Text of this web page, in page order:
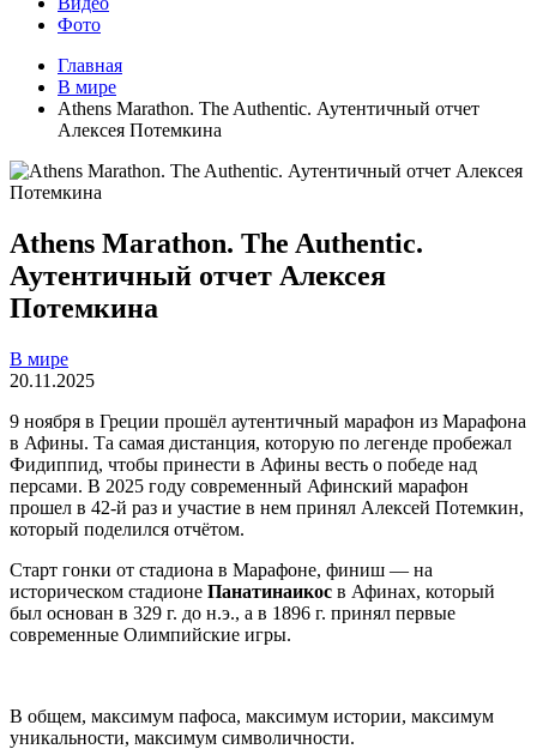
Фото
Главная
В мире
Athens Marathon. The Authentic. Аутентичный отчет
Алексея Потемкина
Athens Marathon. The Authentic.
Аутентичный отчет Алексея
Потемкина
В мире
20.11.2025
9 ноября в Греции прошёл аутентичный марафон из Марафона
в Афины. Та самая дистанция, которую по легенде пробежал
Фидиппид, чтобы принести в Афины весть о победе над
персами. В 2025 году современный Афинский марафон
прошел в 42-й раз и участие в нем принял Алексей Потемкин,
который поделился отчётом.
Старт гонки от стадиона в Марафоне, финиш — на
историческом стадионе Панатинаикос в Афинах, который
был основан в 329 г. до н.э., а в 1896 г. принял первые
современные Олимпийские игры.
В общем, максимум пафоса, максимум истории, максимум
уникальности, максимум символичности.